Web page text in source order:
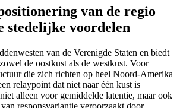
van de regio
stedelijke voordelen
van de Verenigde Staten en biedt
de oostkust als de westkust. Voor
die zich richten op heel Noord-Amerika
relaypoint dat niet naar één kust is
alleen voor gemiddelde latentie, maar ook
responsvariantie veroorzaakt door